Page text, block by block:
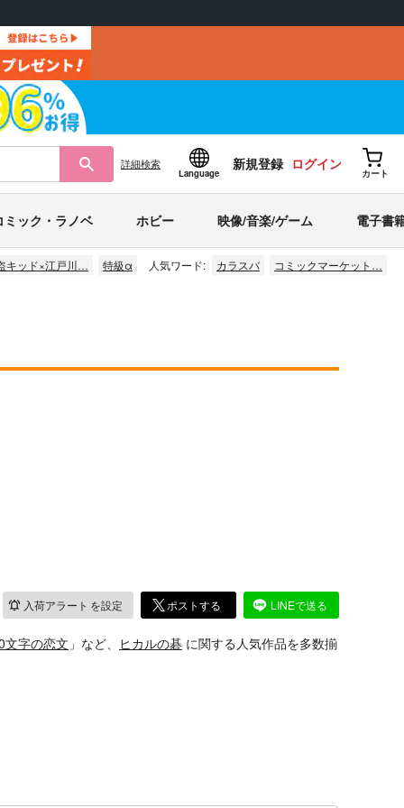
詳細検索
Language
新規登録 ログイン
カート
ミック・ラノベ ホビー 映像/音楽/ゲーム 電子書
キッド×江戸川… 特級α 人気ワード: カラスバ コミックマーケット…
入荷アラート を設定 ポストする LINEで送る
文字の恋文 」など、 ヒカルの碁 に関する人気作品を多数揃